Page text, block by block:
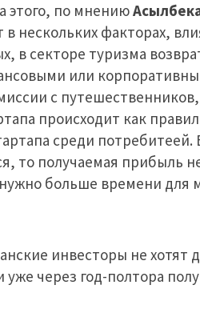
этого, по мнению
в нескольких факторах,
в секторе туризма
или
с
происходит как
среди
то получаемая прибыль
больше времени для
инвесторы не
уже через год-полтора